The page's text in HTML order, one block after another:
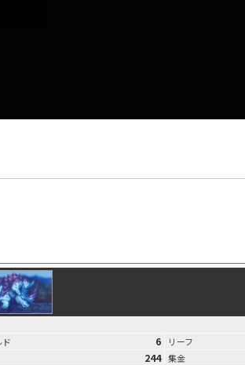
ド
6 リーフ
244 集金